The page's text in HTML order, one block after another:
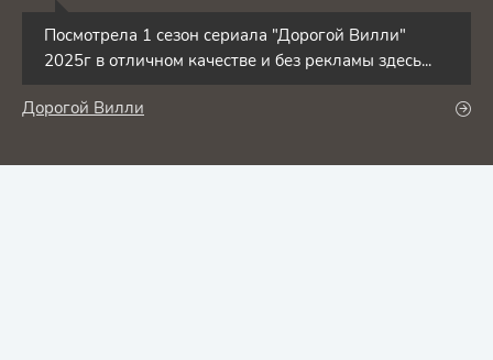
Посмотрела 1 сезон сериала "Дорогой Вилли"
2025г в отличном качестве и без рекламы здесь...
Дорогой Вилли